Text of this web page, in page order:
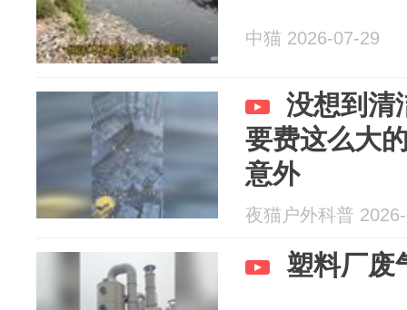
中猫 2026-07-29
没想到清
要费这么大
意外
夜猫户外科普
塑料厂废